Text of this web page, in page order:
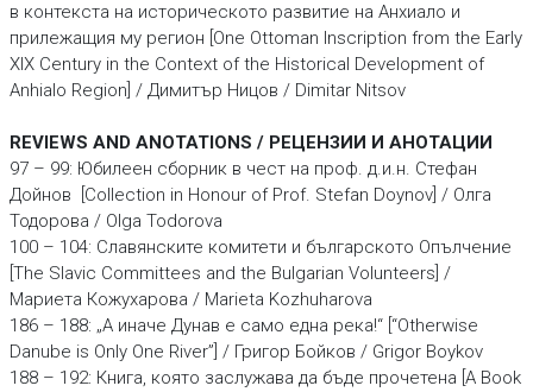
в контекста на историческото развитие на Анхиало и
прилежащия му регион [One Ottoman Inscription from the Early
XIX Century in the Context of the Historical Development of
Anhialo Region] / Димитър Ницов / Dimitar Nitsov
REVIEWS AND ANOTATIONS / РЕЦЕНЗИИ И АНОТАЦИИ
97 – 99: Юбилеен сборник в чест на проф. д.и.н. Стефан
Дойнов [Collection in Honour of Prof. Stefan Doynov] / Олга
Тодорова / Olga Todorova
100 – 104: Славянските комитети и българското Опълчение
[The Slavic Committees and the Bulgarian Volunteers] /
Мариета Кожухарова / Marieta Kozhuharova
186 – 188: „А иначе Дунав е само една река!“ [“Otherwise
Danube is Only One River”] / Григор Бойков / Grigor Boykov
188 – 192: Книга, която заслужава да бъде прочетена [А Book